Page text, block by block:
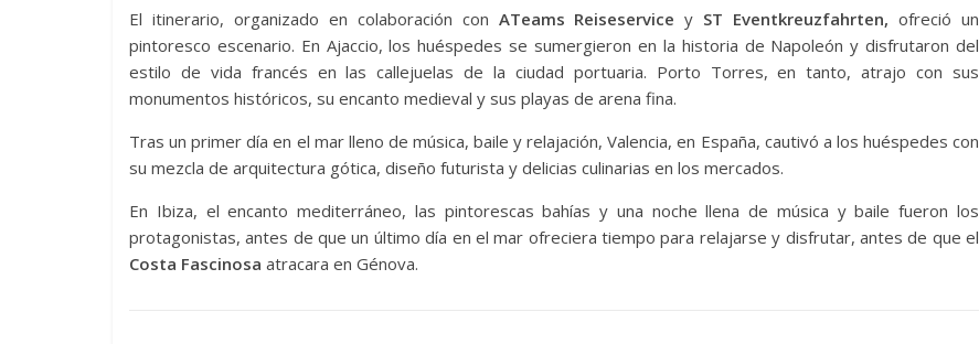
El itinerario, organizado en colaboración con ATeams Reiseservice y ST Eventkreuzfahrten, ofreció un
pintoresco escenario. En Ajaccio, los huéspedes se sumergieron en la historia de Napoleón y disfrutaron del
estilo de vida francés en las callejuelas de la ciudad portuaria. Porto Torres, en tanto, atrajo con sus
monumentos históricos, su encanto medieval y sus playas de arena fina.
Tras un primer día en el mar lleno de música, baile y relajación, Valencia, en España, cautivó a los huéspedes con
su mezcla de arquitectura gótica, diseño futurista y delicias culinarias en los mercados.
En Ibiza, el encanto mediterráneo, las pintorescas bahías y una noche llena de música y baile fueron los
protagonistas, antes de que un último día en el mar ofreciera tiempo para relajarse y disfrutar, antes de que el
Costa Fascinosa atracara en Génova.